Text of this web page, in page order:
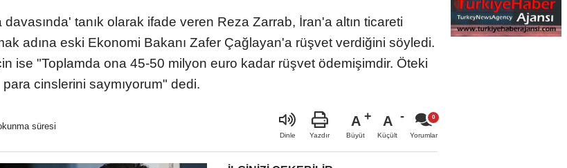
tanık olarak ifade veren Reza Zarrab, İran'a altın ticareti
adına eski Ekonomi Bakanı Zafer Çağlayan'a rüşvet verdiğini söyledi.
ise "Toplamda ona 45-50 milyon euro kadar rüşvet ödemişimdir. Öteki
para cinslerini saymıyorum" dedi.
süresi
Dinle Yazdır
A
Büyüt
A
Küçült Yorumlar